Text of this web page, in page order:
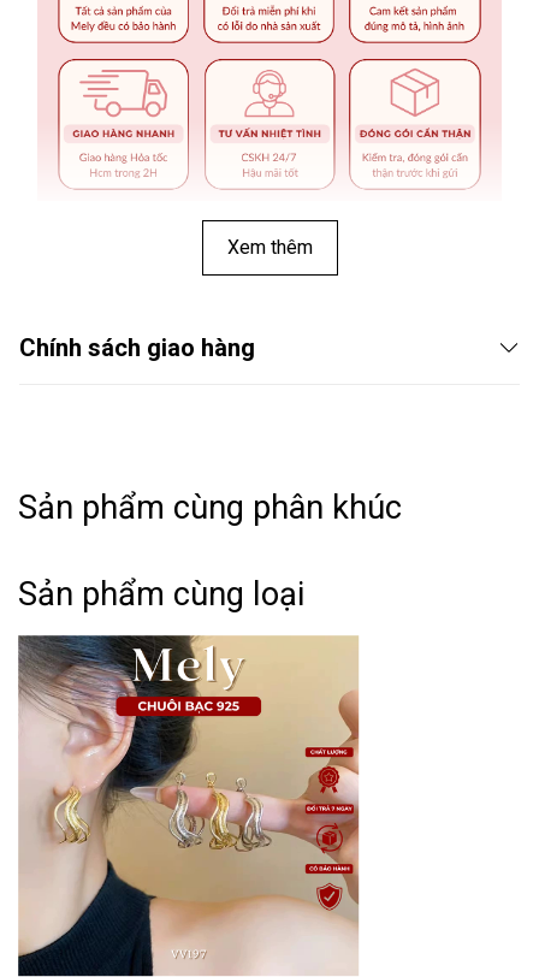
➤ Tên hàng hóa: Bông tai nữ ngôi sao mặt trăng dáng
dài thời trang Mely B02
➤ Phong cách: Basic - Classic - Minimalism.
➤ Kiểu dáng: Thanh lịch, thời trang theo xu hướng, dễ
phối đồ.
➤ Thiết kế: Tinh xảo, tỉ mĩ, độ hoàn thiện cao
HƯỚNG DẪN BẢO QUẢN:
➤ Vệ sinh sản phẩm loại bỏ mồ hôi, bụi bẩn sau khi sử
➤ Bảo quản trong túi hoặc hộp kín riêng từng mẫu.
➤ Tránh va đập, chơi thể thao, vận động mạnh khi đeo
trang sức.
Xem thêm
Chính sách giao hàng
Sản phẩm cùng phân khúc
Sản phẩm cùng loại